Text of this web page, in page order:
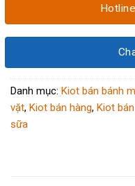
Danh mục: Kiot bán bánh
vặt, Kiot bán hàng, Kiot
sữa